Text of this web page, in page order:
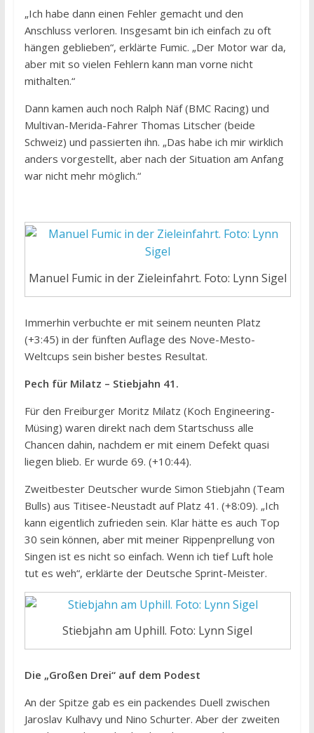
„Ich habe dann einen Fehler gemacht und den
Anschluss verloren. Insgesamt bin ich einfach zu oft
hängen geblieben“, erklärte Fumic. „Der Motor war da,
aber mit so vielen Fehlern kann man vorne nicht
mithalten.“
Dann kamen auch noch Ralph Näf (BMC Racing) und
Multivan-Merida-Fahrer Thomas Litscher (beide
Schweiz) und passierten ihn. „Das habe ich mir wirklich
anders vorgestellt, aber nach der Situation am Anfang
war nicht mehr möglich.“
Manuel Fumic in der Zieleinfahrt. Foto: Lynn Sigel
Immerhin verbuchte er mit seinem neunten Platz
(+3:45) in der fünften Auflage des Nove-Mesto-
Weltcups sein bisher bestes Resultat.
Pech für Milatz – Stiebjahn 41.
Für den Freiburger Moritz Milatz (Koch Engineering-
Müsing) waren direkt nach dem Startschuss alle
Chancen dahin, nachdem er mit einem Defekt quasi
liegen blieb. Er wurde 69. (+10:44).
Zweitbester Deutscher wurde Simon Stiebjahn (Team
Bulls) aus Titisee-Neustadt auf Platz 41. (+8:09). „Ich
kann eigentlich zufrieden sein. Klar hätte es auch Top
30 sein können, aber mit meiner Rippenprellung von
Singen ist es nicht so einfach. Wenn ich tief Luft hole
tut es weh“, erklärte der Deutsche Sprint-Meister.
Stiebjahn am Uphill. Foto: Lynn Sigel
Die „Großen Drei“ auf dem Podest
An der Spitze gab es ein packendes Duell zwischen
Jaroslav Kulhavy und Nino Schurter. Aber der zweiten